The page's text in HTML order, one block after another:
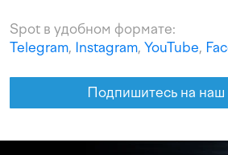
Spot в удобном формате:
Telegram, Instagram, YouTube,
Подпишитесь на наш